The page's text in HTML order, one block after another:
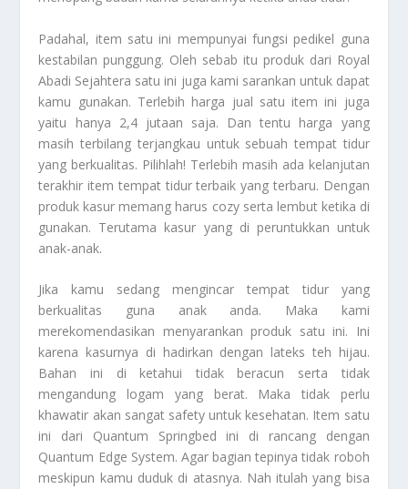
Padahal, item satu ini mempunyai fungsi pedikel guna
kestabilan punggung. Oleh sebab itu produk dari Royal
Abadi Sejahtera satu ini juga kami sarankan untuk dapat
kamu gunakan. Terlebih harga jual satu item ini juga
yaitu hanya 2,4 jutaan saja. Dan tentu harga yang
masih terbilang terjangkau untuk sebuah tempat tidur
yang berkualitas. Pilihlah! Terlebih masih ada kelanjutan
terakhir item tempat tidur terbaik yang terbaru. Dengan
produk kasur memang harus cozy serta lembut ketika di
gunakan. Terutama kasur yang di peruntukkan untuk
anak-anak.
Jika kamu sedang mengincar tempat tidur yang
berkualitas guna anak anda. Maka kami
merekomendasikan menyarankan produk satu ini. Ini
karena kasurnya di hadirkan dengan lateks teh hijau.
Bahan ini di ketahui tidak beracun serta tidak
mengandung logam yang berat. Maka tidak perlu
khawatir akan sangat safety untuk kesehatan. Item satu
ini dari Quantum Springbed ini di rancang dengan
Quantum Edge System. Agar bagian tepinya tidak roboh
meskipun kamu duduk di atasnya. Nah itulah yang bisa